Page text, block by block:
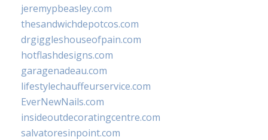
jeremypbeasley.com
thesandwichdepotcos.com
drgiggleshouseofpain.com
hotflashdesigns.com
garagenadeau.com
lifestylechauffeurservice.com
EverNewNails.com
insideoutdecoratingcentre.com
salvatoresinpoint.com